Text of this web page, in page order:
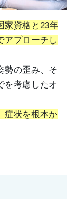
家資格と23年
アプローチし
勢の歪み、そ
を考慮したオ
症状を根本か